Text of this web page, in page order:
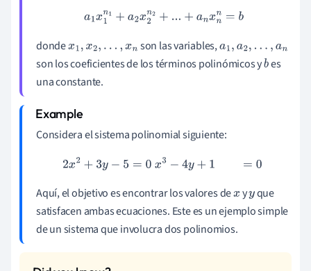
a1x 1n 1+a2x2 n2 +... +a nxnn= b
dondex1,x2,... x n son las variables,a1,a2,... , a n
son los coeficientes de los términos polinómicos ybes
una constante.
Considera el sistema polinomial siguiente:
2x 2+ 3y −5 =0 x3−4y+1= 0
Aquí, el objetivo es encontrar los valores dex yyque
satisfacen ambas ecuaciones. Este es un ejemplo simple
de un sistema que involucra dos polinomios.